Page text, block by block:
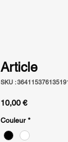
Article
SKU :
10,00 €Prix
Couleur *